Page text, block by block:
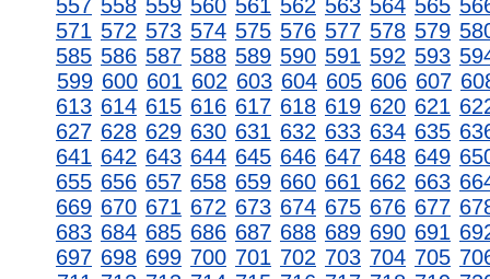
557 558 559 560 561 562 563 564 565
571 572 573 574 575 576 577 578 579
585 586 587 588 589 590 591 592 593
599 600 601 602 603 604 605 606 607
613 614 615 616 617 618 619 620 621
627 628 629 630 631 632 633 634 635
641 642 643 644 645 646 647 648 649
655 656 657 658 659 660 661 662 663
669 670 671 672 673 674 675 676 677
683 684 685 686 687 688 689 690 691
697 698 699 700 701 702 703 704 705